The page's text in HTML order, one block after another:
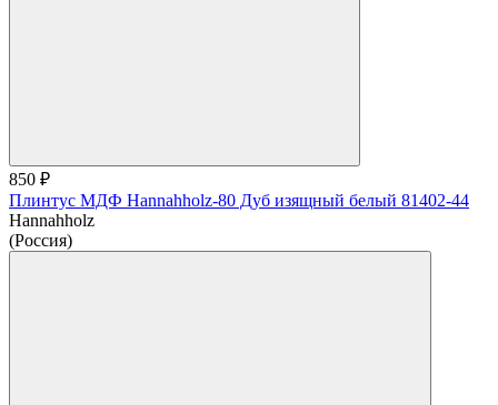
850 ₽
Плинтус МДФ Hannahholz-80 Дуб изящный белый 81402-44
Hannahholz
(Россия)